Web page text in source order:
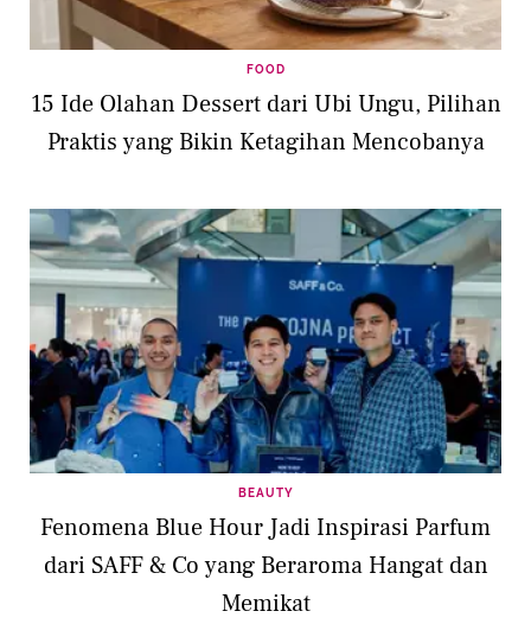
FOOD
15 Ide Olahan Dessert dari Ubi Ungu, Pilihan
Praktis yang Bikin Ketagihan Mencobanya
BEAUTY
Fenomena Blue Hour Jadi Inspirasi Parfum
dari SAFF & Co yang Beraroma Hangat dan
Memikat